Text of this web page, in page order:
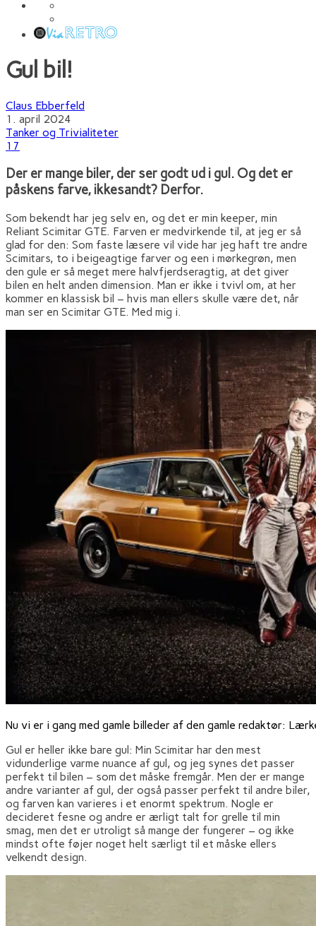
Gul bil!
Claus Ebberfeld
1. april 2024
Tanker og Trivialiteter
17
Der er mange biler, der ser godt ud i gul. Og det er
påskens farve, ikkesandt? Derfor.
Som bekendt har jeg selv en, og det er min keeper, min
Reliant Scimitar GTE. Farven er medvirkende til, at jeg er så
glad for den: Som faste læsere vil vide har jeg haft tre andre
Scimitars, to i beigeagtige farver og een i mørkegrøn, men
den gule er så meget mere halvfjerdseragtig, at det giver
bilen en helt anden dimension. Man er ikke i tvivl om, at her
kommer en klassisk bil – hvis man ellers skulle være det, når
man ser en Scimitar GTE. Med mig i.
Nu vi er i gang med gamle billeder af den gamle redaktør:
Gul er heller ikke bare gul: Min Scimitar har den mest
vidunderlige varme nuance af gul, og jeg synes det passer
perfekt til bilen – som det måske fremgår. Men der er mange
andre varianter af gul, der også passer perfekt til andre biler,
og farven kan varieres i et enormt spektrum. Nogle er
decideret fesne og andre er ærligt talt for grelle til min
smag, men det er utroligt så mange der fungerer – og ikke
mindst ofte føjer noget helt særligt til et måske ellers
velkendt design.